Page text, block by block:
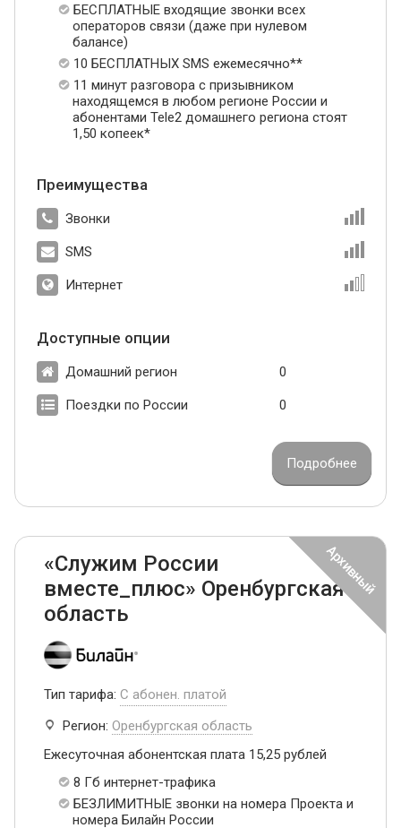
БЕСПЛАТНЫЕ входящие звонки всех
операторов связи (даже при нулевом
балансе)
10 БЕСПЛАТНЫХ SMS ежемесячно**
11 минут разговора с призывником
находящемся в любом регионе России и
абонентами Tele2 домашнего региона стоят
1,50 копеек*
Преимущества
Звонки
SMS
Интернет
Доступные опции
Домашний регион 0
Поездки по России 0
Подробнее
«Служим России
вместе_плюс» Оренбургская
область
Тип тарифа: С абонен. платой
Регион: Оренбургская область
Ежесуточная абонентская плата 15,25 рублей
8 Гб интернет-трафика
БЕЗЛИМИТНЫЕ звонки на номера Проекта и
номера Билайн России